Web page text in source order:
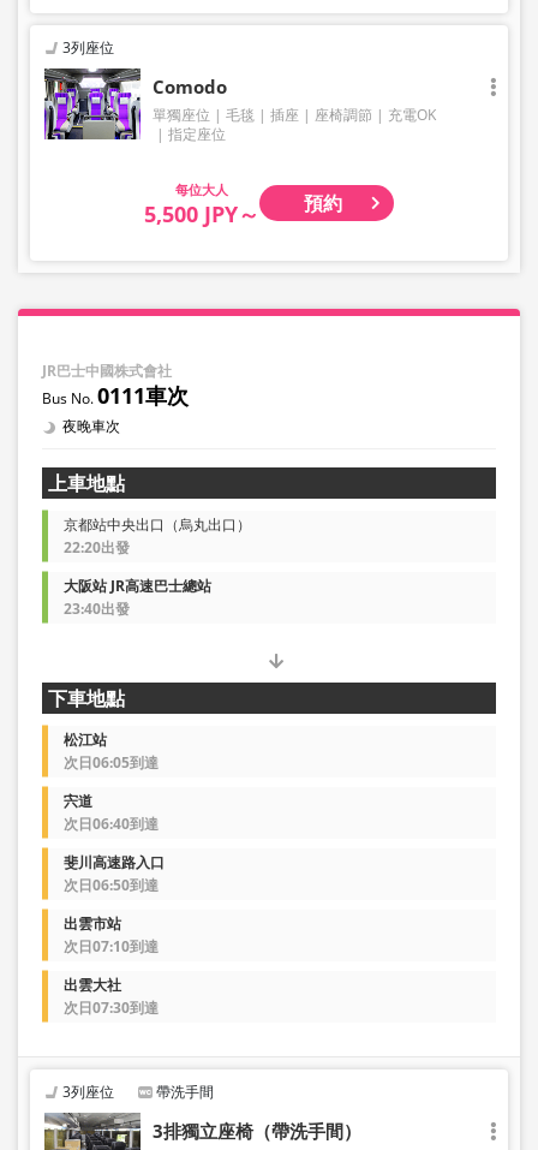
3列座位
Comodo
單獨座位 毛毯 插座 座椅調節
充電OK
指定座位
大人
5,500 JPY～ 預約
JR巴士中國株式會社
0111車次
夜晚車次
上車地點
京都站中央出口（烏丸出口）
22:20出發
大阪站 JR高速巴士總站
23:40出發
下車地點
松江站
次日06:05到達
宍道
次日06:40到達
斐川高速路入口
次日06:50到達
出雲市站
次日07:10到達
出雲大社
次日07:30到達
3列座位 帶洗手間
3排獨立座椅（帶洗手間）